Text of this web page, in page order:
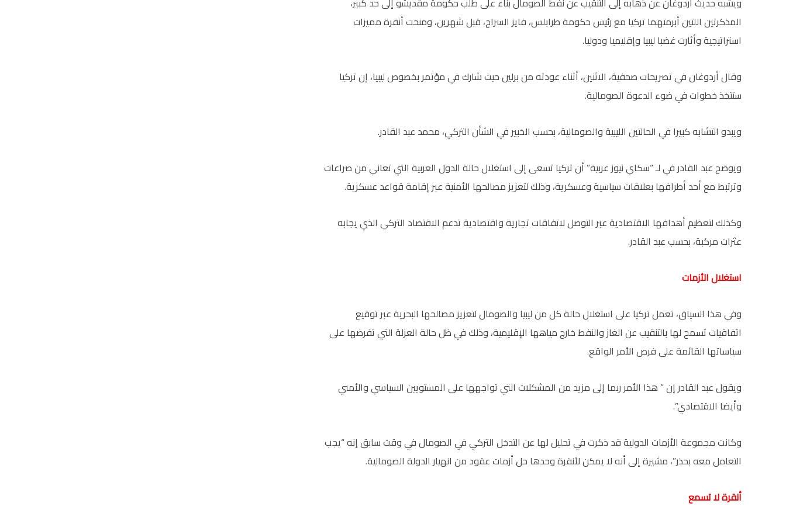
المذكرتين اللتين أبرمتهما تركيا مع رئيس حكومة طرابلس، فايز السراج، قبل شهرين، ومنحت أنقرة مميزات
استراتيجية وأثارت غضبا ليبيا وإقليميا ودوليا.
وقال أردوغان في تصريحات صحفية، الاثنين، أثناء عودته من برلين حيث شارك في مؤتمر بخصوص ليبيا، إن تركيا
ستتخذ خطوات في ضوء الدعوة الصومالية.
ويبدو التشابه كبيرا في الحالتين الليبية والصومالية، بحسب الخبير في الشأن التركي، محمد عبد القادر.
ويوضح عبد القادر في لـ “سكاي نيوز عربية” أن تركيا تسعى إلى استغلال حالة الدول العربية التي تعاني من صراعات
وترتبط مع أحد أطرافها بعلاقات سياسية وعسكرية، وذلك لتعزيز مصالحها الأمنية عبر إقامة قواعد عسكرية.
وكذلك لتعظيم أهدافها الاقتصادية عبر التوصل لاتفاقات تجارية واقتصادية تدعم الاقتصاد التركي الذي يجابه
عثرات مركبة، بحسب عبد القادر.
استغلال الأزمات
وفي هذا السياق، تعمل تركيا على استغلال حالة كل من ليبيا والصومال لتعزيز مصالحها البحرية عبر توقيع
اتفاقيات تسمح لها بالتنقيب عن الغاز والنفط خارج مياهها الإقليمية، وذلك في ظل حالة العزلة التي تفرضها على
سياساتها القائمة على فرص الأمر الواقع.
ويقول عبد القادر إن ” هذا الأمر ربما إلى مزيد من المشكلات التي تواجهها على المستويين السياسي والأمني
وأيضا الاقتصادي”.
وكانت مجموعة الأزمات الدولية قد ذكرت في تحليل لها عن التدخل التركي في الصومال في وقت سابق إنه “يجب
التعامل معه بحذر”، مشيرة إلى أنه لا يمكن لأنقرة وحدها حل أزمات عقود من انهيار الدولة الصومالية.
أنقرة لا تسمع